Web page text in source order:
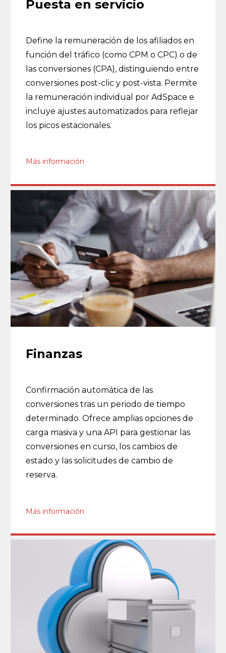
Puesta en servicio
Define la remuneración de los afiliados en
función del tráfico (como CPM o CPC) o de
las conversiones (CPA), distinguiendo entre
conversiones post-clic y post-vista. Permite
la remuneración individual por AdSpace e
incluye ajustes automatizados para reflejar
los picos estacionales.
Más información
Finanzas
Confirmación automática de las
conversiones tras un periodo de tiempo
determinado. Ofrece amplias opciones de
carga masiva y una API para gestionar las
conversiones en curso, los cambios de
estado y las solicitudes de cambio de
reserva.
Más información